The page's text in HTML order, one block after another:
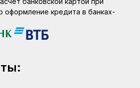
оформление кредита в банках-